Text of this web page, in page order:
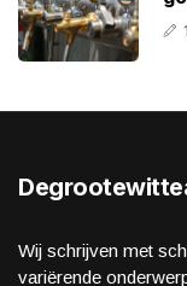
Wij schrijven met
variërende